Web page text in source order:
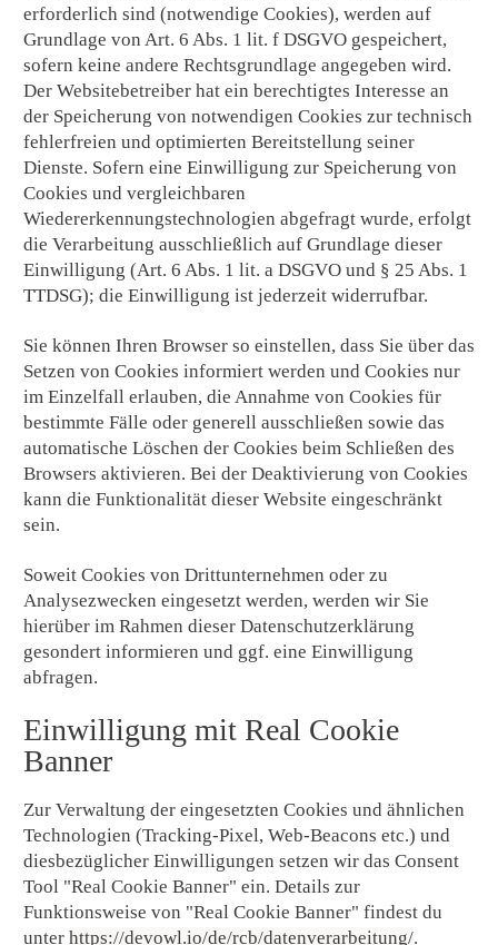
erforderlich sind (notwendige Cookies), werden auf
Grundlage von Art. 6 Abs. 1 lit. f DSGVO gespeichert,
sofern keine andere Rechtsgrundlage angegeben wird.
Der Websitebetreiber hat ein berechtigtes Interesse an
der Speicherung von notwendigen Cookies zur technisch
fehlerfreien und optimierten Bereitstellung seiner
Dienste. Sofern eine Einwilligung zur Speicherung von
Cookies und vergleichbaren
Wiedererkennungstechnologien abgefragt wurde, erfolgt
die Verarbeitung ausschließlich auf Grundlage dieser
Einwilligung (Art. 6 Abs. 1 lit. a DSGVO und § 25 Abs. 1
TTDSG); die Einwilligung ist jederzeit widerrufbar.
Sie können Ihren Browser so einstellen, dass Sie über das
Setzen von Cookies informiert werden und Cookies nur
im Einzelfall erlauben, die Annahme von Cookies für
bestimmte Fälle oder generell ausschließen sowie das
automatische Löschen der Cookies beim Schließen des
Browsers aktivieren. Bei der Deaktivierung von Cookies
kann die Funktionalität dieser Website eingeschränkt
sein.
Soweit Cookies von Drittunternehmen oder zu
Analysezwecken eingesetzt werden, werden wir Sie
hierüber im Rahmen dieser Datenschutzerklärung
gesondert informieren und ggf. eine Einwilligung
abfragen.
Einwilligung mit Real Cookie
Banner
Zur Verwaltung der eingesetzten Cookies und ähnlichen
Technologien (Tracking-Pixel, Web-Beacons etc.) und
diesbezüglicher Einwilligungen setzen wir das Consent
Tool "Real Cookie Banner" ein. Details zur
Funktionsweise von "Real Cookie Banner" findest du
unter https://devowl.io/de/rcb/datenverarbeitung/.